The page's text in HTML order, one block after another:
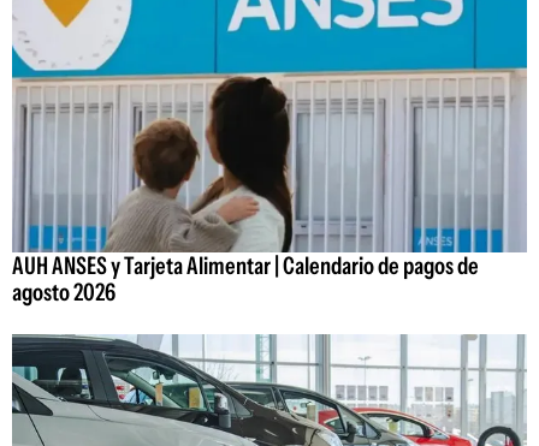
AUH ANSES y Tarjeta Alimentar | Calendario de pagos de
agosto 2026